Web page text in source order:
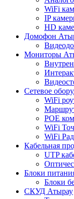
WiFi
IP
HD
Домофон
Мониторы
Сетевое
WiFi
POE
WiFi
WiFi
Кабельная
UTP
Блоки
Блоки
СКУД Атырау